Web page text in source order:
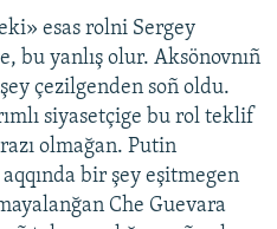
esas rolni Sergey
bu yanlış olur. Aksönovnıñ
çezilgenden soñ oldu.
siyasetçige bu rol teklif
olmağan. Putin
bir şey eşitmegen
Che Guevara